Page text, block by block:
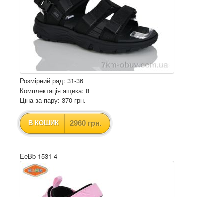
Розмірний ряд: 31-36
Комплектація ящика: 8
Ціна за пару: 370 грн.
В КОШИК 2960 грн.
EeBb 1531-4